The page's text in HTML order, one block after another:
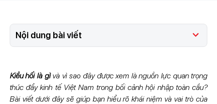
Nội dung bài viết
Kiều hối là gìvà vì sao đây được xem là nguồn lực quan trọng
thúc đẩy kinh tế Việt Nam trong bối cảnh hội nhập toàn cầu?
Bài viết dưới đây sẽ giúp bạn hiểu rõ khái niệm và vai trò của